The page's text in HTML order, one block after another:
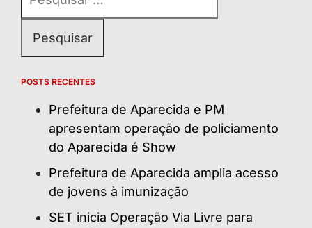
por:
POSTS RECENTES
Prefeitura de Aparecida e PM
apresentam operação de policiamento
do Aparecida é Show
Prefeitura de Aparecida amplia acesso
de jovens à imunização
SET inicia Operação Via Livre para